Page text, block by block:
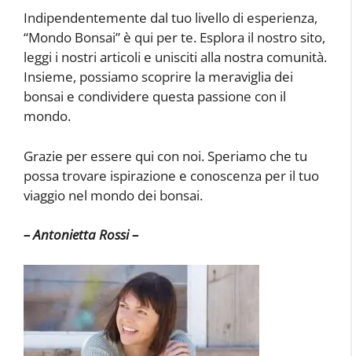
Indipendentemente dal tuo livello di esperienza,
“Mondo Bonsai” è qui per te. Esplora il nostro sito,
leggi i nostri articoli e unisciti alla nostra comunità.
Insieme, possiamo scoprire la meraviglia dei
bonsai e condividere questa passione con il
mondo.
Grazie per essere qui con noi. Speriamo che tu
possa trovare ispirazione e conoscenza per il tuo
viaggio nel mondo dei bonsai.
– Antonietta Rossi –